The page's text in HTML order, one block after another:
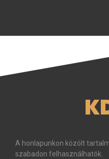
A honlapunkon közölt
szabadon felhasználhatók.